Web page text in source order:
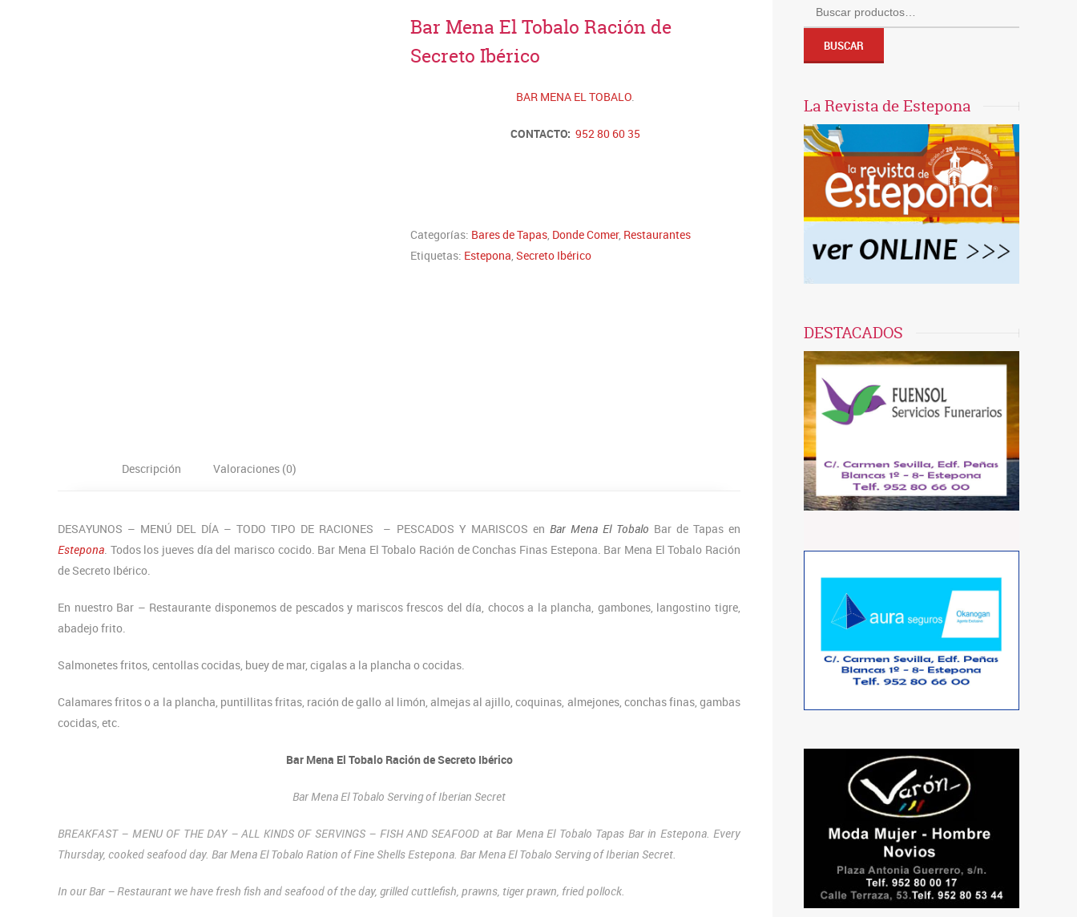
Bar Mena El Tobalo Ración de
Secreto Ibérico
BAR MENA EL TOBALO.
CONTACTO: 952 80 60 35
Categorías: Bares de Tapas, Donde Comer, Restaurantes
Etiquetas: Estepona, Secreto Ibérico
Descripción Valoraciones (0)
DESAYUNOS – MENÚ DEL DÍA – TODO TIPO DE RACIONES – PESCADOS Y MARISCOS en Bar Mena El Tobalo Bar de Tapas en
Estepona . Todos los jueves día del marisco cocido. Bar Mena El Tobalo Ración de Conchas Finas Estepona. Bar Mena El Tobalo Ración
de Secreto Ibérico.
En nuestro Bar – Restaurante disponemos de pescados y mariscos frescos del día, chocos a la plancha, gambones, langostino tigre,
abadejo frito.
Salmonetes fritos, centollas cocidas, buey de mar, cigalas a la plancha o cocidas.
Calamares fritos o a la plancha, puntillitas fritas, ración de gallo al limón, almejas al ajillo, coquinas, almejones, conchas finas, gambas
cocidas, etc.
Bar Mena El Tobalo Ración de Secreto Ibérico
Bar Mena El Tobalo Serving of Iberian Secret
BREAKFAST – MENU OF THE DAY – ALL KINDS OF SERVINGS – FISH AND SEAFOOD at Bar Mena El Tobalo Tapas Bar in Estepona. Every
Thursday, cooked seafood day. Bar Mena El Tobalo Ration of Fine Shells Estepona. Bar Mena El Tobalo Serving of Iberian Secret.
In our Bar – Restaurant we have fresh fish and seafood of the day, grilled cuttlefish, prawns, tiger prawn, fried pollock.
Buscar
por:
BUSCAR
La Revista de Estepona
DESTACADOS